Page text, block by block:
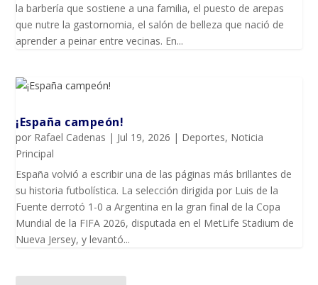
la barbería que sostiene a una familia, el puesto de arepas
que nutre la gastornomia, el salón de belleza que nació de
aprender a peinar entre vecinas. En...
¡España campeón!
por Rafael Cadenas | Jul 19, 2026 | Deportes, Noticia
Principal
España volvió a escribir una de las páginas más brillantes de
su historia futbolística. La selección dirigida por Luis de la
Fuente derrotó 1-0 a Argentina en la gran final de la Copa
Mundial de la FIFA 2026, disputada en el MetLife Stadium de
Nueva Jersey, y levantó...